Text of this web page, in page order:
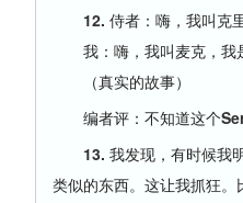
12. 侍者：嗨，我叫克
我：嗨，我叫麦克，我
（真实的故事）
编者评：不知道这个
13. 我发现，有时候我
类似的东西。这让我抓狂。